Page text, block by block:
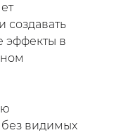
создавать
эффекты в
видимых